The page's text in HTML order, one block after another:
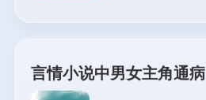
言情小说中男女主角通病